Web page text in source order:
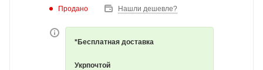
Продано Нашли дешевле?
*Бесплатная доставка
Укрпочтой